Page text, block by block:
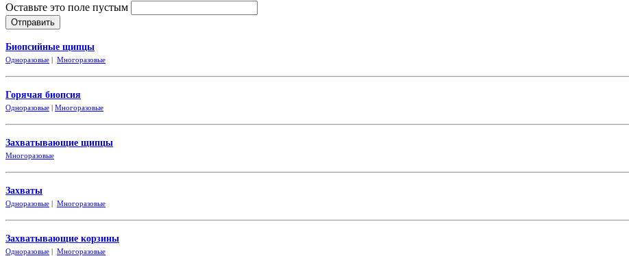
Оставьте это поле пустым
Биопсийные щипцы
Одноразовые | Многоразовые
Горячая биопсия
Одноразовые | Многоразовые
Захватывающие щипцы
Многоразовые
Захваты
Одноразовые | Многоразовые
Захватывающие корзины
Одноразовые | Многоразовые